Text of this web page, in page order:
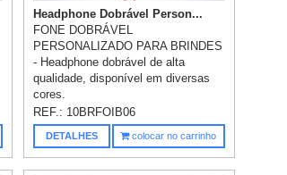
Headphone Dobrável Person...
FONE DOBRÁVEL
PERSONALIZADO PARA BRINDES
- Headphone dobrável de alta
qualidade, disponível em diversas
cores.
REF.: 10BRFOIB06
DETALHES colocar no carrinho